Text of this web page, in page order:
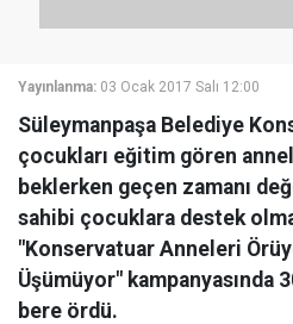
Yayınlanma: 03 Ocak 2017 Salı 12:00
Süleymanpaşa Belediye
çocukları eğitim gören
beklerken geçen zamanı
sahibi çocuklara destek
"Konservatuar Anneleri
Üşümüyor" kampanyasında
bere ördü.